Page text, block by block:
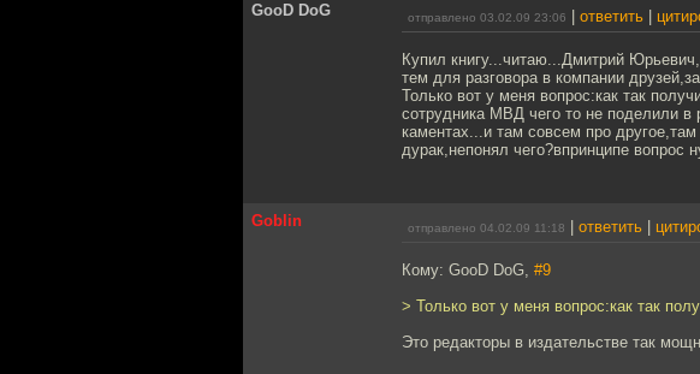
GooD DoG отправлено 03.02.09 23:06 ответить
Купил книгу...читаю...Дмитрий
тем для разговора в компании
Только вот у меня вопрос:как так
сотрудника МВД чего то не поделили в
каментах...и там совсем про
дурак,непонял чего?впринципе вопрос
Goblin отправлено 04.02.09 11:18 ответить
Кому: GooD DoG, #9
> Только вот у меня вопрос:как так
Это редакторы в издательстве так